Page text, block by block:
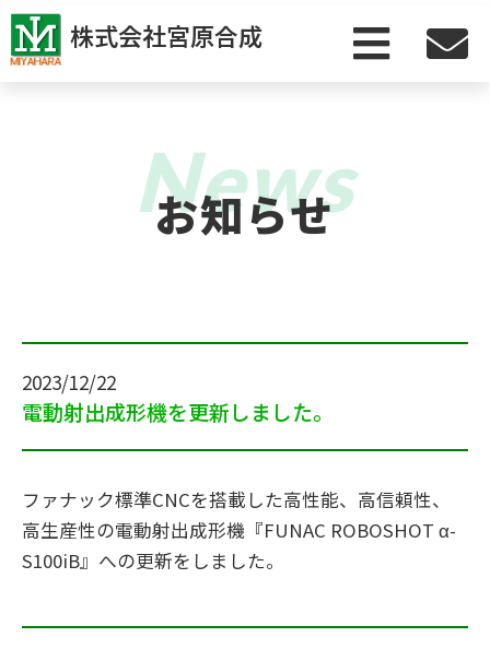
株式会社宮原合成
選ばれる理由
会社案内
お問い合わせ
SDGs
お知らせ
2023/12/22
電動射出成形機を更新しました。
ファナック標準CNCを搭載した高性能、高信頼性、
高生産性の電動射出成形機『FUNAC ROBOSHOT α-
S100iB』への更新をしました。